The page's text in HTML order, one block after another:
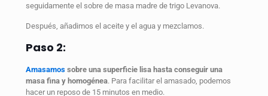
seguidamente el sobre de masa madre de trigo Levanova.
Después, añadimos el aceite y el agua y mezclamos.
Paso 2:
Amasamos sobre una superficie lisa hasta conseguir una
masa fina y homogénea. Para facilitar el amasado, podemos
hacer un reposo de 15 minutos en medio.